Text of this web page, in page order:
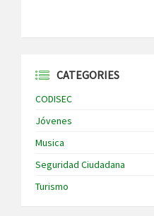
CATEGORIES
CODISEC
Jóvenes
Musica
Seguridad Ciudadana
Turismo